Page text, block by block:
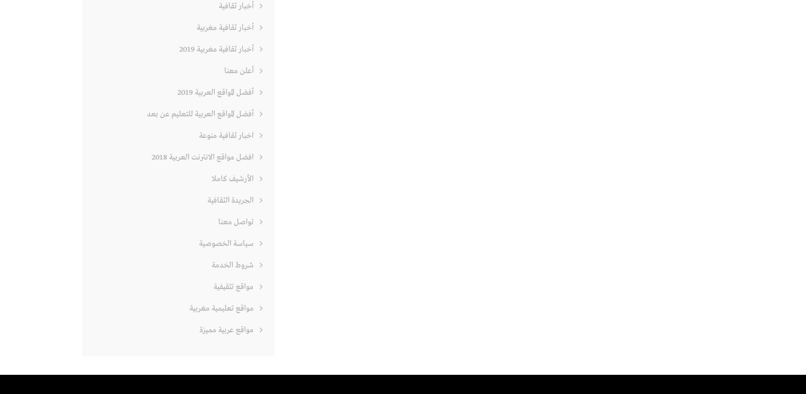
أخبار ثقافية
أخبار ثقافية مغربية
أخبار ثقافية مغربية 2019
أعلن معنا
أفضل المواقع العربية 2019
أفضل المواقع العربية للتعليم عن بعد
اخبار ثقافية منوعة
افضل مواقع الانترنت العربية 2018
الأرشيف كاملا
الجريدة الثقافية
تواصل معنا
سياسة الخصوصية
شروط الخدمة
مواقع تثقيفية
مواقع تعليمية مغربية
مواقع عربية مميزة